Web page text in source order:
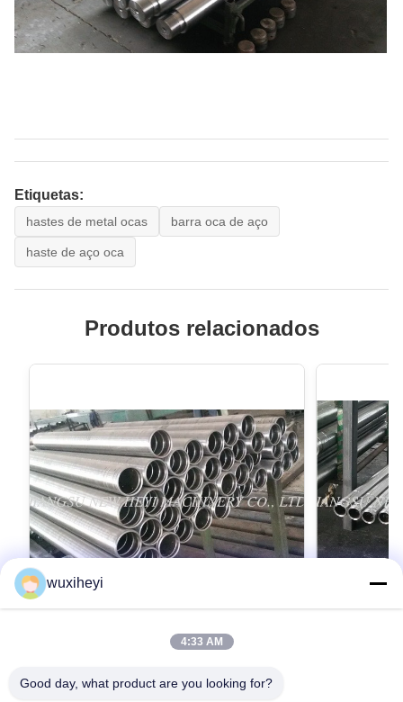
Etiquetas:
hastes de metal ocas barra oca de aço
haste de aço oca
Produtos relacionados
Rod cromado para cilindro hidráulico
wuxiheyi
4:33 AM
Good day, what product are you looking for?